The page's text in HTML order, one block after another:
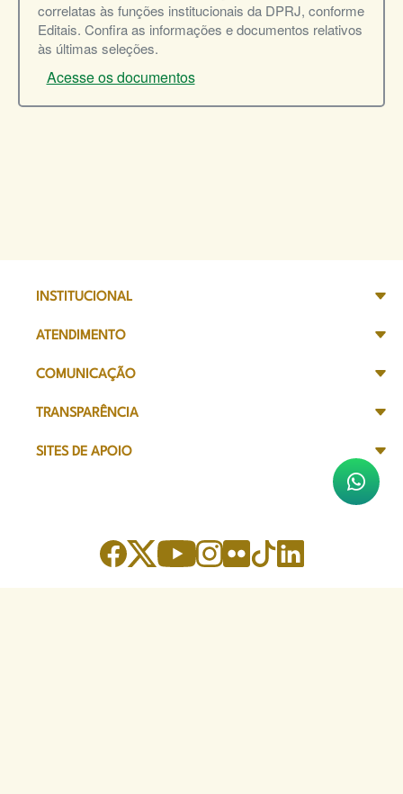
correlatas às funções institucionais da DPRJ, conforme
Editais. Confira as informações e documentos relativos
às últimas seleções.
Acesse os documentos
INSTITUCIONAL
ATENDIMENTO
COMUNICAÇÃO
TRANSPARÊNCIA
SITES DE APOIO